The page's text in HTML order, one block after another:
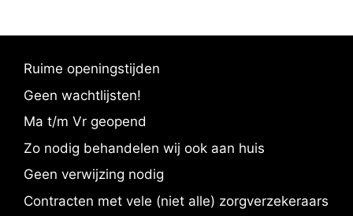
Ruime openingstijden
Geen wachtlijsten!
Ma t/m Vr geopend
Zo nodig behandelen wij ook aan huis
Geen verwijzing nodig
Contracten met vele (niet alle) zorgverzekeraars